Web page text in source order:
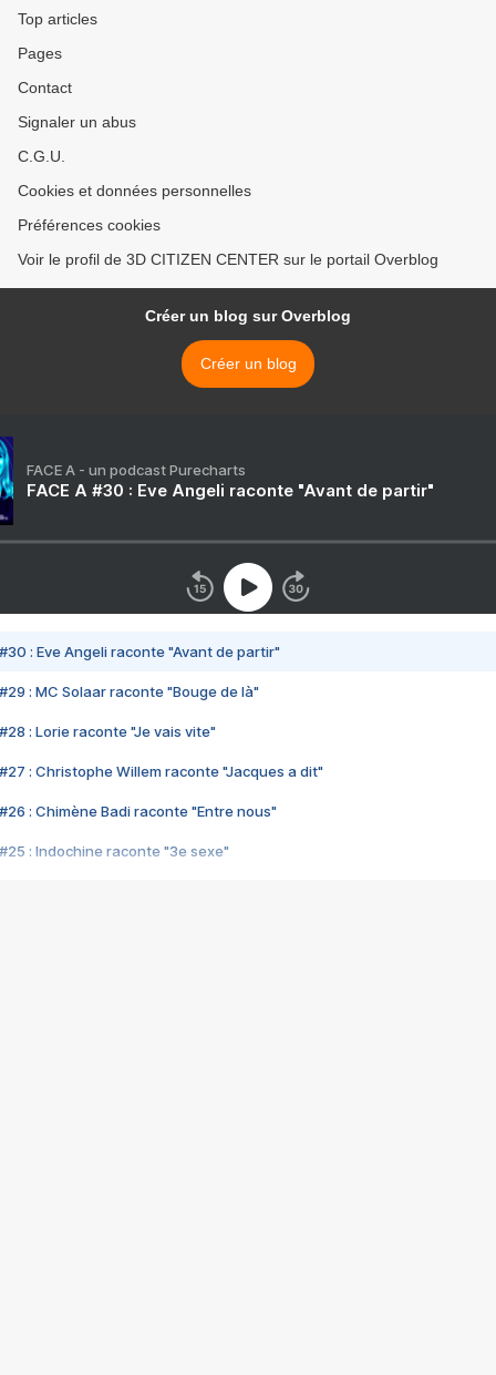
Top articles
Pages
Contact
Signaler un abus
C.G.U.
Cookies et données personnelles
Préférences cookies
Voir le profil de 3D CITIZEN CENTER sur le portail Overblog
Créer un blog sur Overblog
Créer un blog
FACE A - un podcast Purecharts
FACE A #30 : Eve Angeli raconte "Avant de partir"
#30 : Eve Angeli raconte "Avant de partir"
#29 : MC Solaar raconte "Bouge de là"
#28 : Lorie raconte "Je vais vite"
#27 : Christophe Willem raconte "Jacques a dit"
#26 : Chimène Badi raconte "Entre nous"
#25 : Indochine raconte "3e sexe"